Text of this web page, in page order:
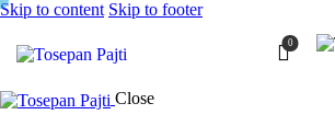
Skip to content Skip to footer
0
Close